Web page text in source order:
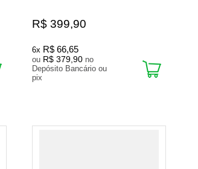
R$ 399,90
6x R$ 66,65
ou R$ 379,90 no
Depósito Bancário ou
pix